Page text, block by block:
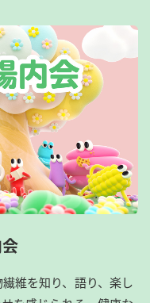
維を知り、語り、楽し